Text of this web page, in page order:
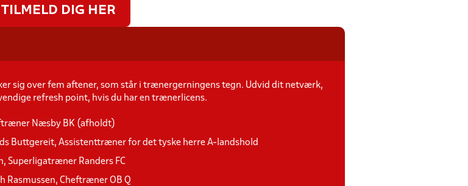
TILMELD DIG HER
sig over fem aftener, som står i trænergerningens tegn. Udvid dit netværk,
refresh point, hvis du har en trænerlicens.
Næsby BK (afholdt)
Buttgereit, Assistenttræner for det tyske herre A-landshold
Superligatræner Randers FC
Rasmussen, Cheftræner OB Q